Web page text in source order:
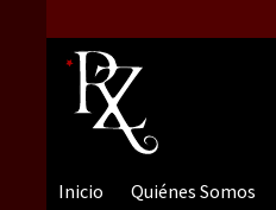
Inicio Quiénes Somos